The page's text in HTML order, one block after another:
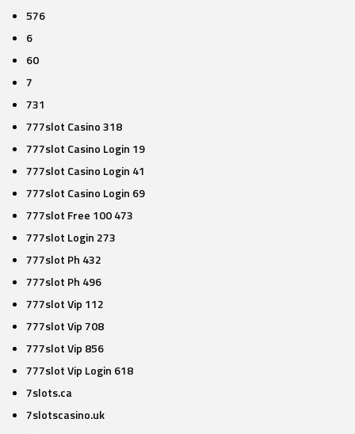
576
6
60
7
731
777slot Casino 318
777slot Casino Login 19
777slot Casino Login 41
777slot Casino Login 69
777slot Free 100 473
777slot Login 273
777slot Ph 432
777slot Ph 496
777slot Vip 112
777slot Vip 708
777slot Vip 856
777slot Vip Login 618
7slots.ca
7slotscasino.uk